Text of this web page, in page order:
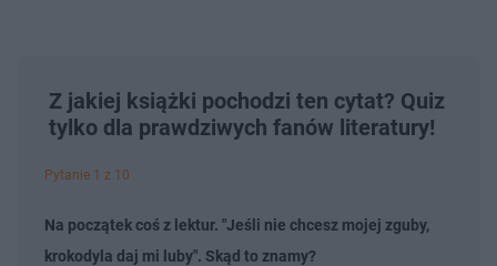
Z jakiej książki pochodzi ten cytat? Quiz
tylko dla prawdziwych fanów literatury!
Pytanie 1 z 10
Na początek coś z lektur. "Jeśli nie chcesz mojej zguby,
krokodyla daj mi luby". Skąd to znamy?